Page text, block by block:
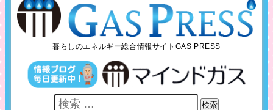
暮らしのエネルギー総合情報サイトGAS PRESS
検索